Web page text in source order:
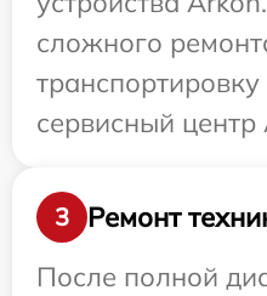
сложного
сервисный центр
3
Ремонт
После полной